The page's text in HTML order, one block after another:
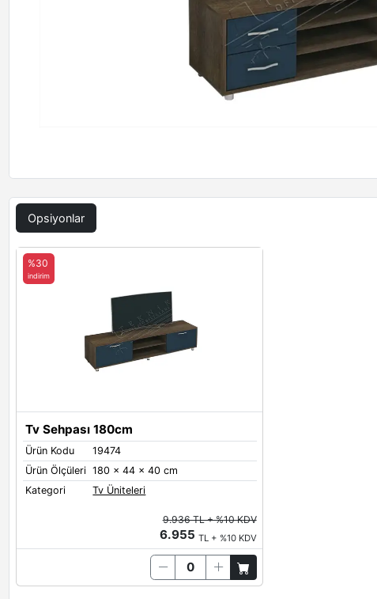
Opsiyonlar
Tv Sehpası 180cm
Ürün Kodu
19474
Ürün Ölçüleri 180 x 44 x 40 cm
Kategori
Tv Üniteleri
%30
indirim
9.936 TL + %10 KDV
6.955 TL + %10 KDV